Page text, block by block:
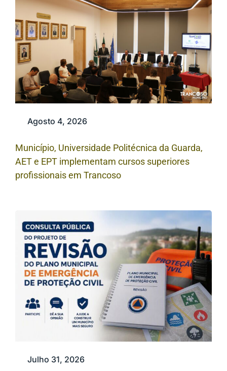
Agosto 4, 2026
Município, Universidade Politécnica da Guarda,
AET e EPT implementam cursos superiores
profissionais em Trancoso
Julho 31, 2026